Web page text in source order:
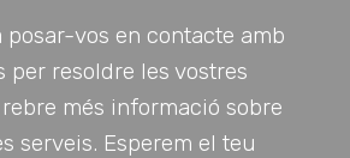
posar-vos en contacte amb
per resoldre les vostres
més informació sobre
serveis. Esperem el teu